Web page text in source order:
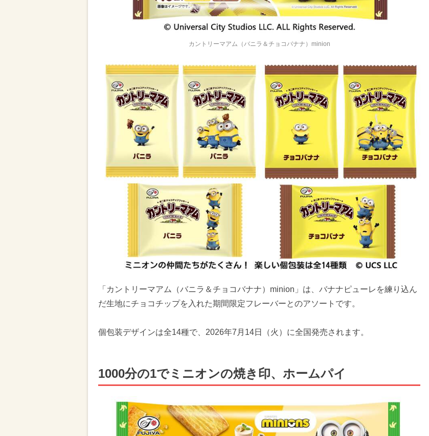
カントリーマアム（バニラ＆チョコバナナ）minion
「カントリーマアム（バニラ＆チョコバナナ）minion」は、バナナピューレを練り込ん
だ生地にチョコチップを入れた期間限定フレーバーとのアソートです。
個包装デザインは全14種で、2026年7月14日（火）に全国発売されます。
1000分の1でミニオンの焼き印、ホームパイ